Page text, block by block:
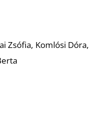
Zsófia, Komlósi Dóra,